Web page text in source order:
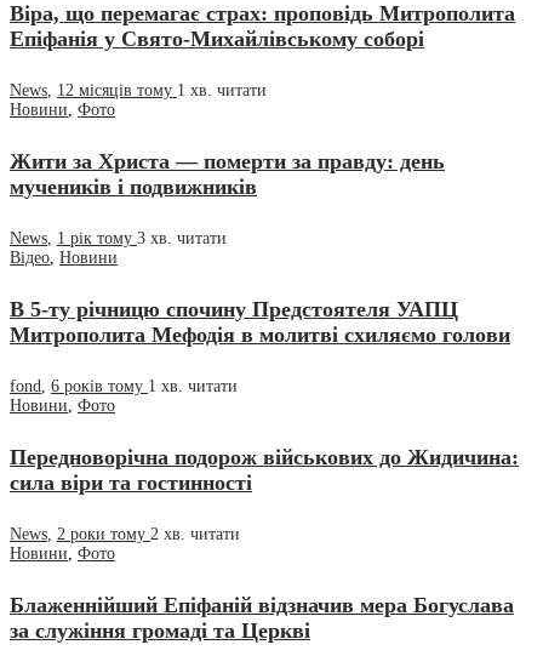
Віра, що перемагає страх: проповідь Митрополита
Епіфанія у Свято-Михайлівському соборі
News, 12 місяців тому 1 хв. читати
Новини, Фото
Жити за Христа — померти за правду: день
мучеників і подвижників
News, 1 рік тому 3 хв. читати
Відео, Новини
В 5-ту річницю спочину Предстоятеля УАПЦ
Митрополита Мефодія в молитві схиляємо голови
fond, 6 років тому 1 хв. читати
Новини, Фото
Передноворічна подорож військових до Жидичина:
сила віри та гостинності
News 2 роки тому 2 хв. читати
Новини Фото
Блаженнійший Епіфаній відзначив мера Богуслава
за служіння громаді та Церкві